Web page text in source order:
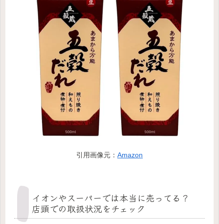
引用画像元： Amazon
イオンやスーパーでは本当に売ってる？
店頭での取扱状況をチェック